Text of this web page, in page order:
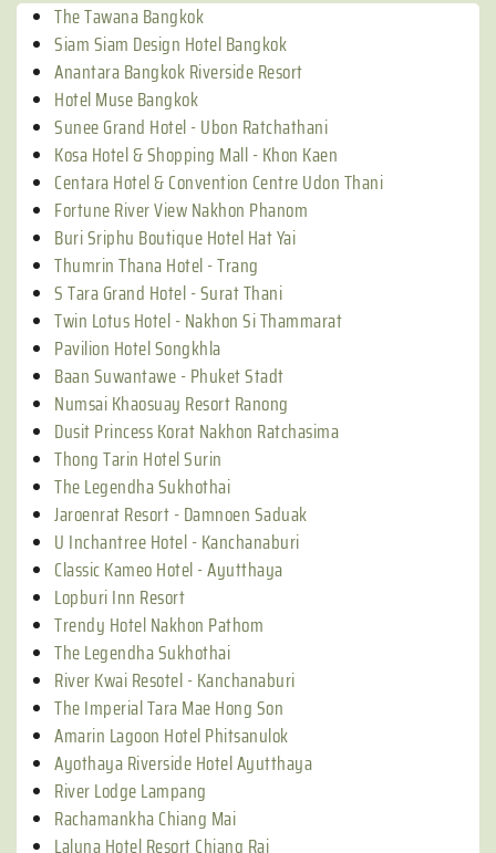
The Tawana Bangkok
Siam Siam Design Hotel Bangkok
Anantara Bangkok Riverside Resort
Hotel Muse Bangkok
Sunee Grand Hotel - Ubon Ratchathani
Kosa Hotel & Shopping Mall - Khon Kaen
Centara Hotel & Convention Centre Udon Thani
Fortune River View Nakhon Phanom
Buri Sriphu Boutique Hotel Hat Yai
Thumrin Thana Hotel - Trang
S Tara Grand Hotel - Surat Thani
Twin Lotus Hotel - Nakhon Si Thammarat
Pavilion Hotel Songkhla
Baan Suwantawe - Phuket Stadt
Numsai Khaosuay Resort Ranong
Dusit Princess Korat Nakhon Ratchasima
Thong Tarin Hotel Surin
The Legendha Sukhothai
Jaroenrat Resort - Damnoen Saduak
U Inchantree Hotel - Kanchanaburi
Classic Kameo Hotel - Ayutthaya
Lopburi Inn Resort
Trendy Hotel Nakhon Pathom
The Legendha Sukhothai
River Kwai Resotel - Kanchanaburi
The Imperial Tara Mae Hong Son
Amarin Lagoon Hotel Phitsanulok
Ayothaya Riverside Hotel Ayutthaya
River Lodge Lampang
Rachamankha Chiang Mai
Laluna Hotel Resort Chiang Rai